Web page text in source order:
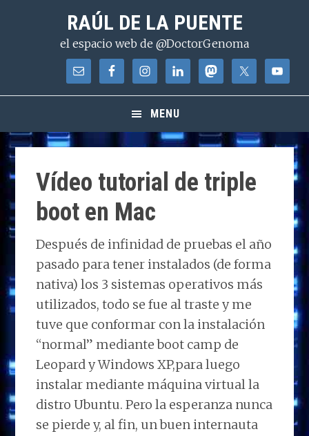
contenido
RAÚL DE LA PUENTE
el espacio web de @DoctorGenoma
MENU
Vídeo tutorial de triple
boot en Mac
Después de infinidad de pruebas el año
pasado para tener instalados (de forma
nativa) los 3 sistemas operativos más
utilizados, todo se fue al traste y me
tuve que conformar con la instalación
“normal” mediante boot camp de
Leopard y Windows XP,para luego
instalar mediante máquina virtual la
distro Ubuntu. Pero la esperanza nunca
se pierde y, al fin, un buen internauta